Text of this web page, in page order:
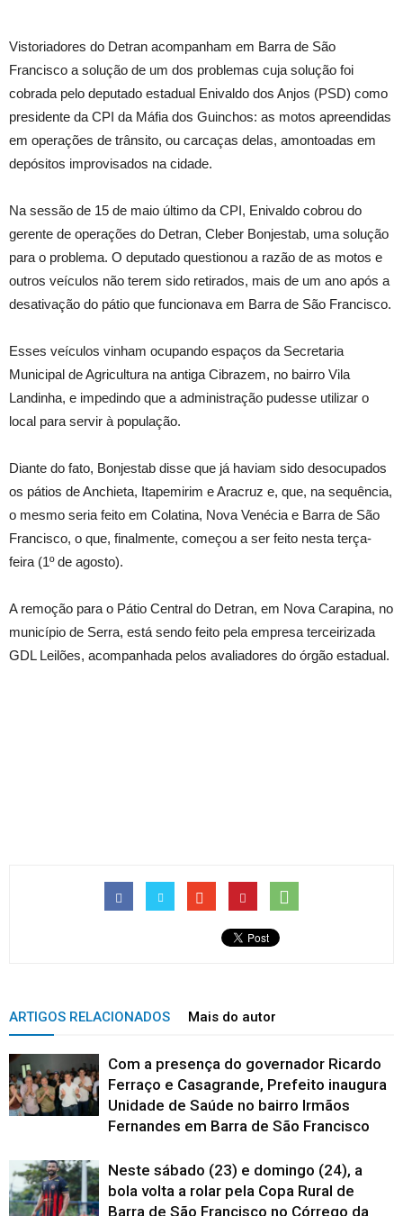
Vistoriadores do Detran acompanham em Barra de São
Francisco a solução de um dos problemas cuja solução foi
cobrada pelo deputado estadual Enivaldo dos Anjos (PSD) como
presidente da CPI da Máfia dos Guinchos: as motos apreendidas
em operações de trânsito, ou carcaças delas, amontoadas em
depósitos improvisados na cidade.
Na sessão de 15 de maio último da CPI, Enivaldo cobrou do
gerente de operações do Detran, Cleber Bonjestab, uma solução
para o problema. O deputado questionou a razão de as motos e
outros veículos não terem sido retirados, mais de um ano após a
desativação do pátio que funcionava em Barra de São Francisco.
Esses veículos vinham ocupando espaços da Secretaria
Municipal de Agricultura na antiga Cibrazem, no bairro Vila
Landinha, e impedindo que a administração pudesse utilizar o
local para servir à população.
Diante do fato, Bonjestab disse que já haviam sido desocupados
os pátios de Anchieta, Itapemirim e Aracruz e, que, na sequência,
o mesmo seria feito em Colatina, Nova Venécia e Barra de São
Francisco, o que, finalmente, começou a ser feito nesta terça-
feira (1º de agosto).
A remoção para o Pátio Central do Detran, em Nova Carapina, no
município de Serra, está sendo feito pela empresa terceirizada
GDL Leilões, acompanhada pelos avaliadores do órgão estadual.
ARTIGOS RELACIONADOS Mais do autor
Com a presença do governador Ricardo
Ferraço e Casagrande, Prefeito inaugura
Unidade de Saúde no bairro Irmãos
Fernandes em Barra de São Francisco
Neste sábado (23) e domingo (24), a
bola volta a rolar pela Copa Rural de
Barra de São Francisco no Córrego da